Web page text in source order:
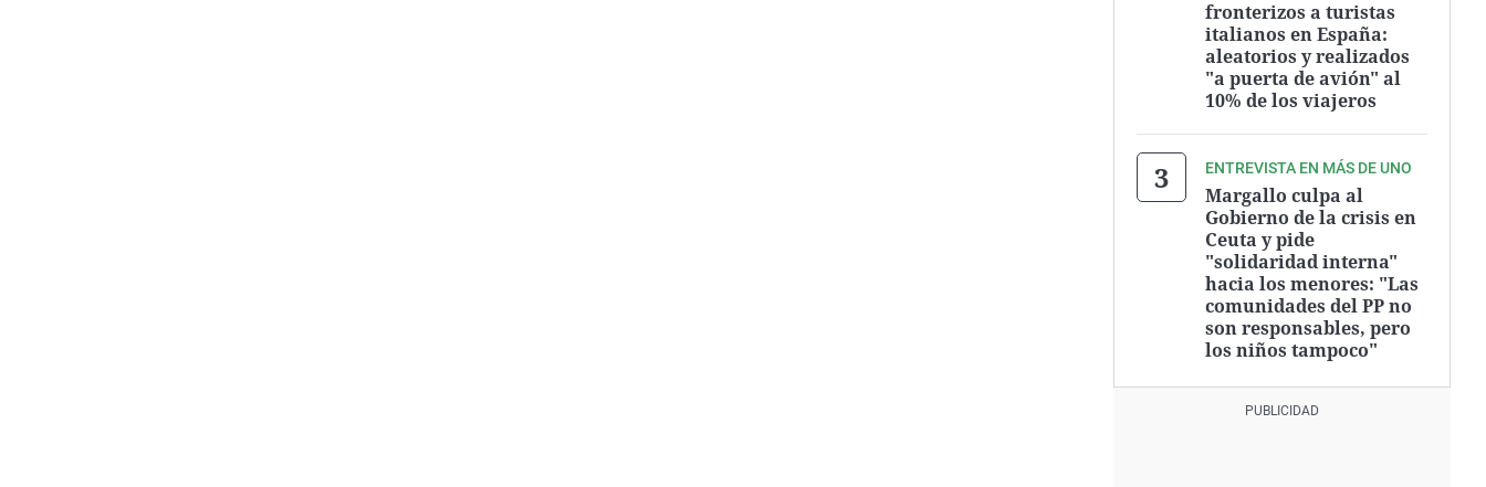
fronterizos a turistas
italianos en España:
aleatorios y realizados
"a puerta de avión" al
10% de los viajeros
ENTREVISTA EN MÁS DE UNO
Margallo culpa al
Gobierno de la crisis en
Ceuta y pide
"solidaridad interna"
hacia los menores: "Las
comunidades del PP no
son responsables, pero
los niños tampoco"